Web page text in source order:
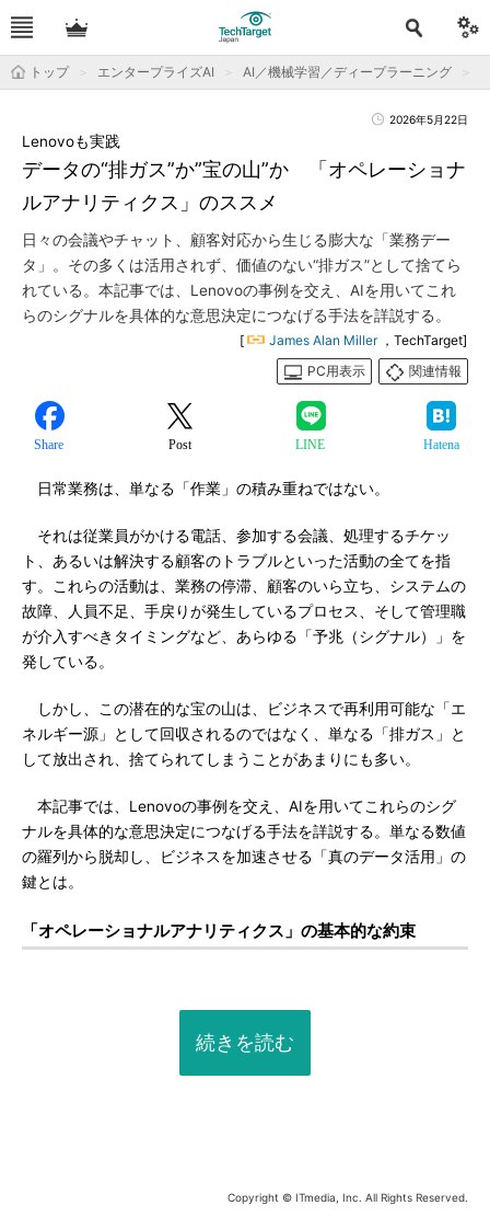
トップ エンタープライズAI AI／機械学習／ディープラーニング
2026年5月22日
データの“排ガス”か”宝の山”か 「オペレーショナ
ルアナリティクス」のススメ
Lenovoも実践
日々の会議やチャット、顧客対応から生じる膨大な「業務デー
タ」。その多くは活用されず、価値のない“排ガス”として捨てら
れている。本記事では、Lenovoの事例を交え、AIを用いてこれ
らのシグナルを具体的な意思決定につなげる手法を詳説する。
[ James Alan Miller ，TechTarget]
PC用表示
関連情報
Share Post LINE Hatena
日常業務は、単なる「作業」の積み重ねではない。
それは従業員がかける電話、参加する会議、処理するチケッ
ト、あるいは解決する顧客のトラブルといった活動の全てを指
す。これらの活動は、業務の停滞、顧客のいら立ち、システムの
故障、人員不足、手戻りが発生しているプロセス、そして管理職
が介入すべきタイミングなど、あらゆる「予兆（シグナル）」を
発している。
しかし、この潜在的な宝の山は、ビジネスで再利用可能な「エ
ネルギー源」として回収されるのではなく、単なる「排ガス」と
して放出され、捨てられてしまうことがあまりにも多い。
本記事では、Lenovoの事例を交え、AIを用いてこれらのシグ
ナルを具体的な意思決定につなげる手法を詳説する。単なる数値
の羅列から脱却し、ビジネスを加速させる「真のデータ活用」の
鍵とは。
「オペレーショナルアナリティクス」の基本的な約束
続きを読む
Copyright © ITmedia, Inc. All Rights Reserved.